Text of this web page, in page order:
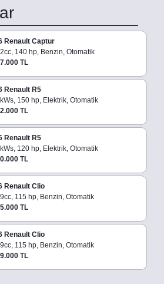
Renault Captur
140 hp, Benzin, Otomatik
TL
Renault R5
150 hp, Elektrik, Otomatik
TL
Renault R5
120 hp, Elektrik, Otomatik
TL
Renault Clio
115 hp, Benzin, Otomatik
TL
Renault Clio
115 hp, Benzin, Otomatik
TL